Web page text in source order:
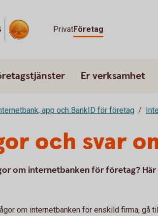
PrivatFöretag
Er verksamhet
app och BankID för företag
och svar
om internetbanken för företag?
om internetbanken för enskild firma, gå